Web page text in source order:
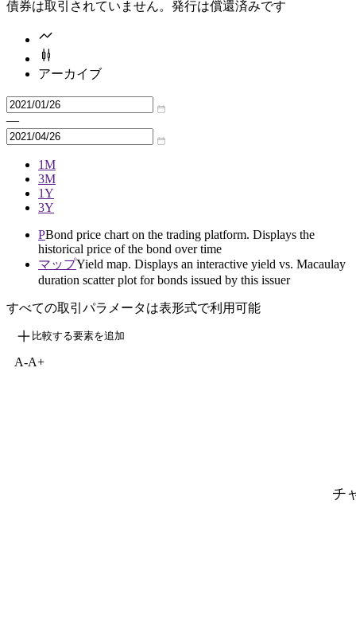
債券は取引されていません。発行は償還済みです
アーカイブ
—
1M
3M
1Y
3Y
PBond price chart on the trading platform. Displays the
historical price of the bond over time
マップYield map. Displays an interactive yield vs. Macaulay
duration scatter plot for bonds issued by this issuer
すべての取引パラメータは表形式で利用可能
比較する要素を追加